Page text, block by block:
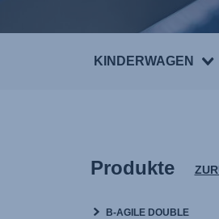
KINDERWAGEN
Produkte
B-AGILE DOUBLE